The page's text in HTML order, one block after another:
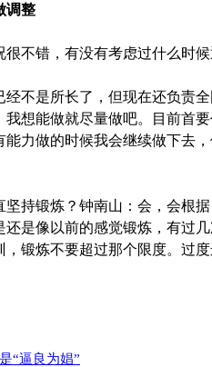
调整
不错，有没有考虑过什么时候
是所长了，但现在还负责全
想能做就尽量做吧。目前首
力做的时候我会继续做下去
锻炼？钟南山：会，会根据
是像以前的感觉锻炼，有过
锻炼不要超过那个限度。过
“逼良为娼”